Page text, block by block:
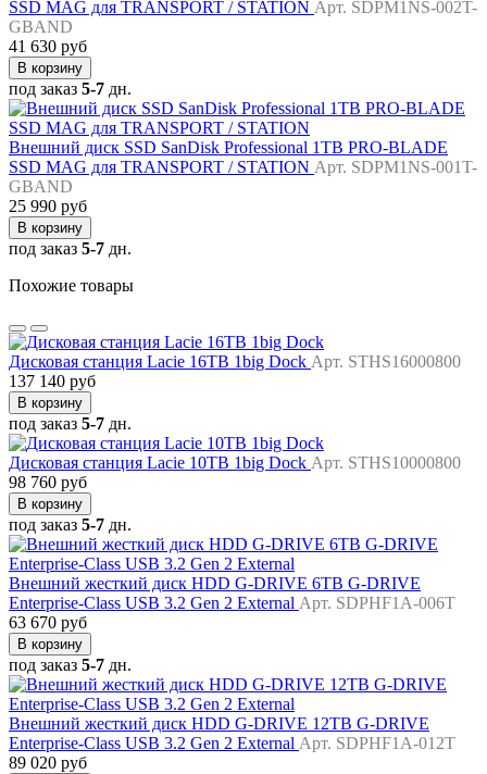
SSD MAG для TRANSPORT / STATION Арт. SDPM1NS-002T-
GBAND
41 630 руб
В корзину
под заказ 5-7 дн.
Внешний диск SSD SanDisk Professional 1TB PRO-BLADE
SSD MAG для TRANSPORT / STATION Арт. SDPM1NS-001T-
GBAND
25 990 руб
В корзину
под заказ 5-7 дн.
Похожие товары
Дисковая станция Lacie 16TB 1big Dock Арт. STHS16000800
137 140 руб
В корзину
под заказ 5-7 дн.
Дисковая станция Lacie 10TB 1big Dock Арт. STHS10000800
98 760 руб
В корзину
под заказ 5-7 дн.
Внешний жесткий диск HDD G-DRIVE 6TB G-DRIVE
Enterprise-Class USB 3.2 Gen 2 External Арт. SDPHF1A-006T
63 670 руб
В корзину
под заказ 5-7 дн.
Внешний жесткий диск HDD G-DRIVE 12TB G-DRIVE
Enterprise-Class USB 3.2 Gen 2 External Арт. SDPHF1A-012T
89 020 руб